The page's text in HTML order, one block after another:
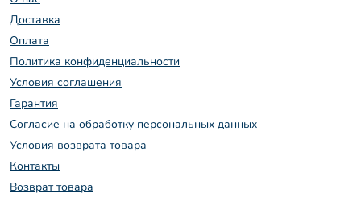
Доставка
Оплата
Политика конфиденциальности
Условия соглашения
Гарантия
Согласие на обработку персональных данных
Условия возврата товара
Контакты
Возврат товара